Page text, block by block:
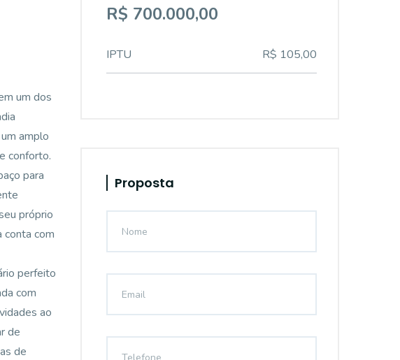
um dos
amplo
conforto.
para
próprio
conta com
perfeito
com
ao
de
de
R$ 700.000,00
IPTU R$ 105,00
Proposta